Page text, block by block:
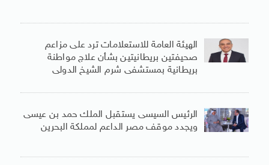
الهيئة العامة للاستعلامات ترد على مزاعم
صحيفتين بريطانيتين بشأن علاج مواطنة
بريطانية بمستشفى شرم الشيخ الدولى
الرئيس السيسى يستقبل الملك حمد بن عيسى
ويجدد موقف مصر الداعم لمملكة البحرين